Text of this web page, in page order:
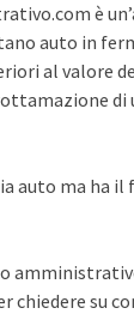
è
auto in
al valore
di
auto ma ha
su